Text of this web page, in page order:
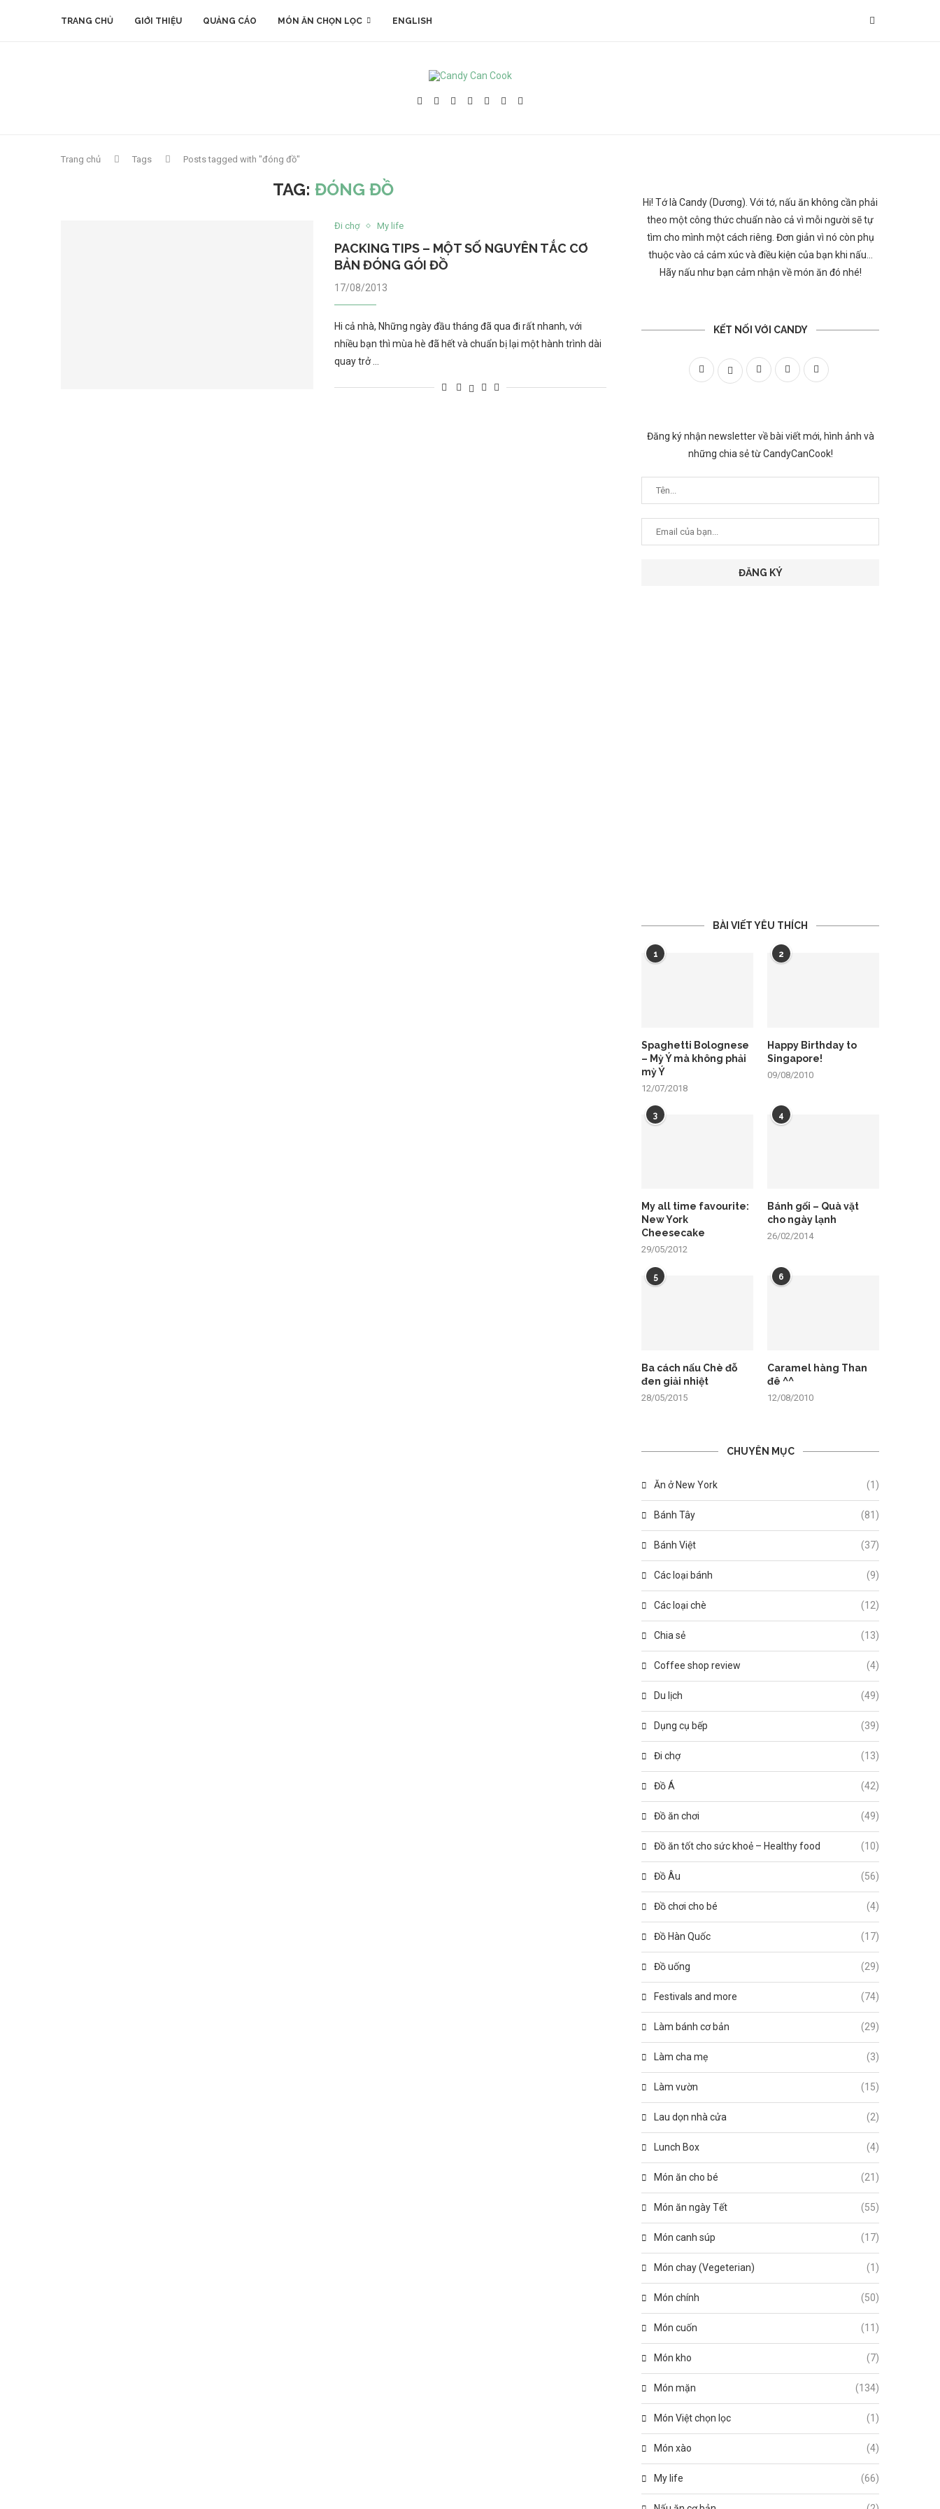
TRANG CHỦ GIỚI THIỆU QUẢNG CÁO MÓN ĂN CHỌN LỌC ENGLISH
Trang chủ Tags Posts tagged with "đóng đồ"
TAG:ĐÓNG ĐỒ
Đi chợ My life
PACKING TIPS – MỘT SỐ NGUYÊN TẮC CƠ
BẢN ĐÓNG GÓI ĐỒ
17/08/2013
Hi cả nhà, Những ngày đầu tháng đã qua đi rất nhanh, với
nhiều bạn thì mùa hè đã hết và chuẩn bị lại một hành trình dài
quay trở …
Hi! Tớ là Candy (Dương). Với tớ, nấu ăn không cần phải
theo một công thức chuẩn nào cả vì mỗi người sẽ tự
tìm cho mình một cách riêng. Đơn giản vì nó còn phụ
thuộc vào cả cảm xúc và điều kiện của bạn khi nấu…
Hãy nấu như bạn cảm nhận về món ăn đó nhé!
KẾT NỐI VỚI CANDY
Đăng ký nhận newsletter về bài viết mới, hình ảnh và
những chia sẻ từ CandyCanCook!
BÀI VIẾT YÊU THÍCH
1
Spaghetti Bolognese
– Mỳ Ý mà không phải
mỳ Ý
12/07/2018
2
Happy Birthday to
Singapore!
09/08/2010
3
My all time favourite:
New York
Cheesecake
29/05/2012
4
Bánh gối – Quà vặt
cho ngày lạnh
26/02/2014
5
Ba cách nấu Chè đỗ
đen giải nhiệt
28/05/2015
6
Caramel hàng Than
đê ^^
12/08/2010
CHUYÊN MỤC
Ăn ở New York (1)
Bánh Tây (81)
Bánh Việt (37)
Các loại bánh (9)
Các loại chè (12)
Chia sẻ (13)
Coffee shop review (4)
Du lịch (49)
Dụng cụ bếp (39)
Đi chợ (13)
Đồ Á (42)
Đồ ăn chơi (49)
Đồ ăn tốt cho sức khoẻ – Healthy food (10)
Đồ Âu (56)
Đồ chơi cho bé (4)
Đồ Hàn Quốc (17)
Đồ uống (29)
Festivals and more (74)
Làm bánh cơ bản (29)
Làm cha mẹ (3)
Làm vườn (15)
Lau dọn nhà cửa (2)
Lunch Box (4)
Món ăn cho bé (21)
Món ăn ngày Tết (55)
Món canh súp (17)
Món chay (Vegeterian) (1)
Món chính (50)
Món cuốn (11)
Món kho (7)
Món mặn (134)
Món Việt chọn lọc (1)
Món xào (4)
My life (66)